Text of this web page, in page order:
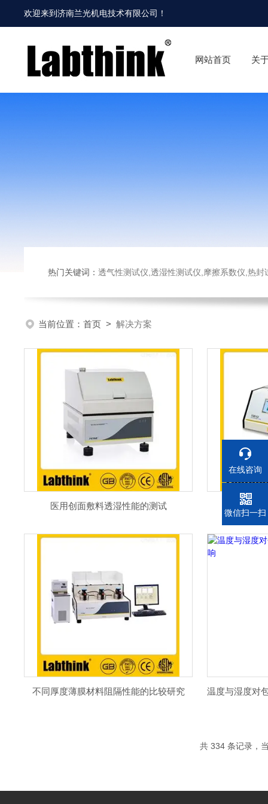
欢迎来到济南兰光机电技术有限公司 ！
网站首页 关
热门关键词： 透气性测试仪,透湿性测试仪,摩擦系数仪,热封试验仪,
当前位置： 首页 > 解决方案
医用创面敷料透湿性能的测试 皮革
不同厚度薄膜材料阻隔性能的比较研究
共 334 条记录，
在线咨询
电话
微信扫一扫